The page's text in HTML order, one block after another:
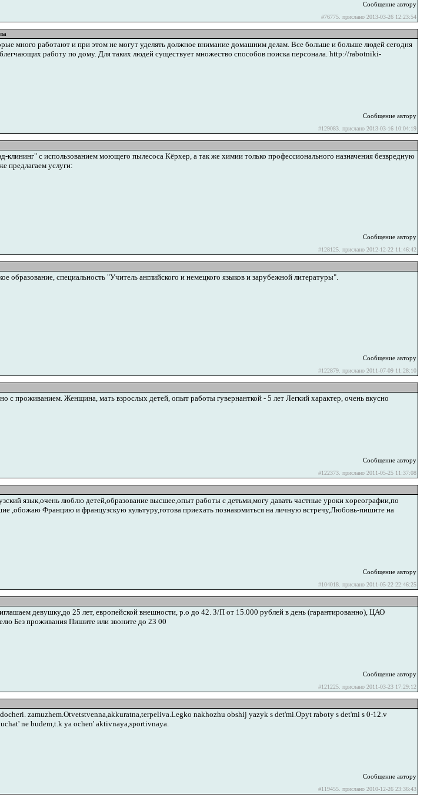
Сообщение автору
#76775. прислано 2013-03-26 12:23:54
много работают и при этом не могут уделять должное внимание домашним делам. Все больше и больше людей сегодня
работу по дому. Для таких людей существует множество способов поиска персонала. http://rabotniki-
Сообщение автору
#129083. прислано 2013-03-16 10:04:19
клининг" с использованием моющего пылесоса Кёрхер, а так же химии только профессионального назначения безвредную
предлагаем услуги:
Сообщение автору
#128125. прислано 2012-12-22 11:46:42
образование, специальность "Учитель английского и немецкого языков и зарубежной литературы".
Сообщение автору
#122879. прислано 2011-07-09 11:28:10
проживанием. Женщина, мать взрослых детей, опыт работы гувернанткой - 5 лет Легкий характер, очень вкусно
Сообщение автору
#122373. прислано 2011-05-25 11:37:08
язык,очень люблю детей,образование высшее,опыт работы с детьми,могу давать частные уроки хореографии,по
,обожаю Францию и французскую культуру,готова приехать познакомиться на личную встречу,Любовь-пишите на
Сообщение автору
#104018. прислано 2011-05-22 22:46:25
девушку,до 25 лет, европейской внешности, р.о до 42. З/П от 15.000 рублей в день (гарантированно), ЦАО
Без проживания Пишите или звоните до 23 00
Сообщение автору
#121225. прислано 2011-03-23 17:29:12
zamuzhem.Otvetstvenna,akkuratna,terpeliva.Legko nakhozhu obshij yazyk s det'mi.Opyt raboty s det'mi s 0-12.v
ne budem,t.k ya ochen' aktivnaya,sportivnaya.
Сообщение автору
#119455. прислано 2010-12-26 23:36:43